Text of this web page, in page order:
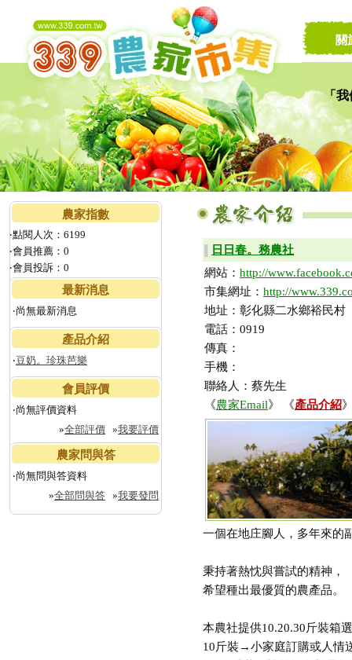
「我
讓
關
農家指數
‧點閱人次：6199
‧會員推薦：0
‧會員投訴：0
最新消息
‧尚無最新消息
產品介紹
‧豆奶。珍珠芭樂
會員評價
‧尚無評價資料
»全部評價 »我要評價
農家問與答
‧尚無問與答資料
»全部問與答 »我要發問
日日春。務農社
網站： http://
市集網址： http://
地址：彰化縣二水鄉裕民村
電話：0919
傳真：
手機：
聯絡人：蔡先生
《農家Email》 《產品介紹
一個在地庄腳人，多年來的
秉持著熱忱與嘗試的精神，
希望種出最優質的農產品。
本農社提供10.20.30斤裝箱
10斤裝→小家庭訂購或人情